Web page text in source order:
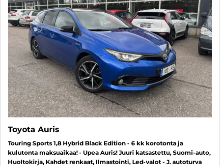
Toyota Auris
Touring Sports 1,8 Hybrid Black Edition - 6 kk korotonta ja
kulutonta maksuaikaa! - Upea Auris! Juuri katsastettu, Suomi-auto,
Huoltokirja, Kahdet renkaat, Ilmastointi, Led-valot - J. autoturva